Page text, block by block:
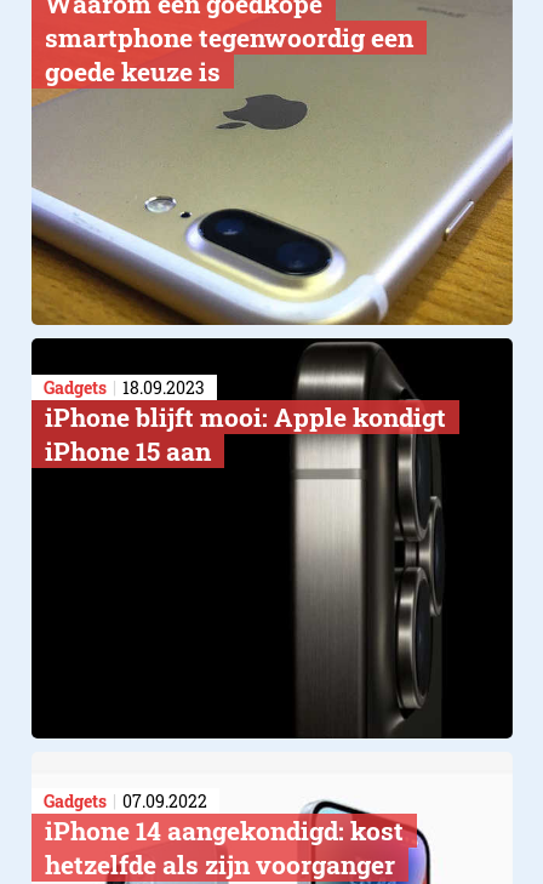
smartphone tegenwoordig een
goede keuze is
Gadgets 18.09.2023
iPhone blijft mooi: Apple kondigt
iPhone 15 aan
Gadgets 07.09.2022
iPhone 14 aangekondigd: kost
hetzelfde als zijn voorganger